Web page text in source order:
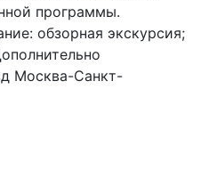
программы.
обзорная экскурсия;
Москва-Санкт-